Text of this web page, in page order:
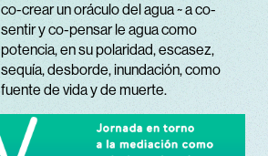
co-crear un oráculo del agua ~ a co-
sentir y co-pensar le agua como
potencia, en su polaridad, escasez,
sequía, desborde, inundación, como
fuente de vida y de muerte.